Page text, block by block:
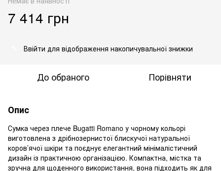
7 414 грн
Ввійти для відображення накопичувальної знижки
До обраного Порівняти
Опис
Сумка через плече Bugatti Romano у чорному кольорі
виготовлена з дрібнозернистої блискучої натуральної
коров’ячої шкіри та поєднує елегантний мінімалістичний
дизайн із практичною організацією. Компактна, містка та
зручна для щоденного використання, вона підходить як для